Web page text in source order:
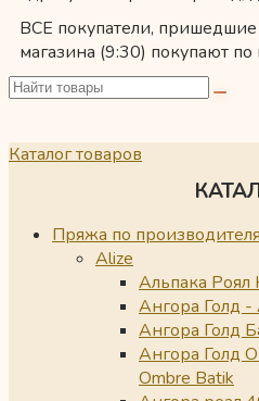
ВСЕ покупатели,
магазина (9:30) покупают
Каталог товаров
Пряжа по
Alize
Альпака
Ангора Голд -
Ангора Голд
Ангора Голд
Ombre Batik